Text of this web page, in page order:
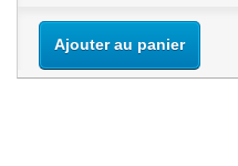
Ajouter au panier